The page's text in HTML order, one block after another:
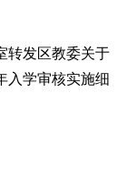
转发区教委关于
入学审核实施细